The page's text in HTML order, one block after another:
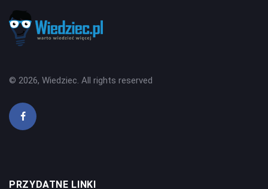
© 2026, Wiedziec. All rights reserved
PRZYDATNE LINKI